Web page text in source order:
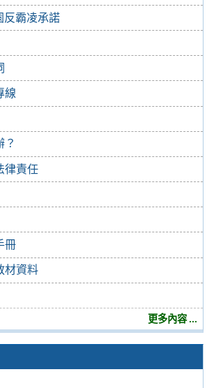
反霸凌承諾
線
？
律責任
冊
材資料
更多內容 ...